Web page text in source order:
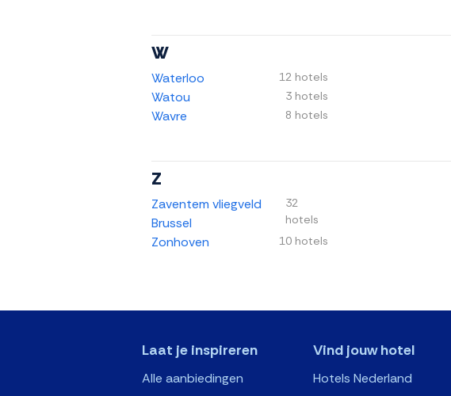
W
Waterloo 12 hotels
Watou 3 hotels
Wavre 8 hotels
Z
Zaventem vliegveld
Brussel
32
hotels
Zonhoven 10 hotels
Laat je inspireren
Alle aanbiedingen
Vind jouw hotel
Hotels Nederland